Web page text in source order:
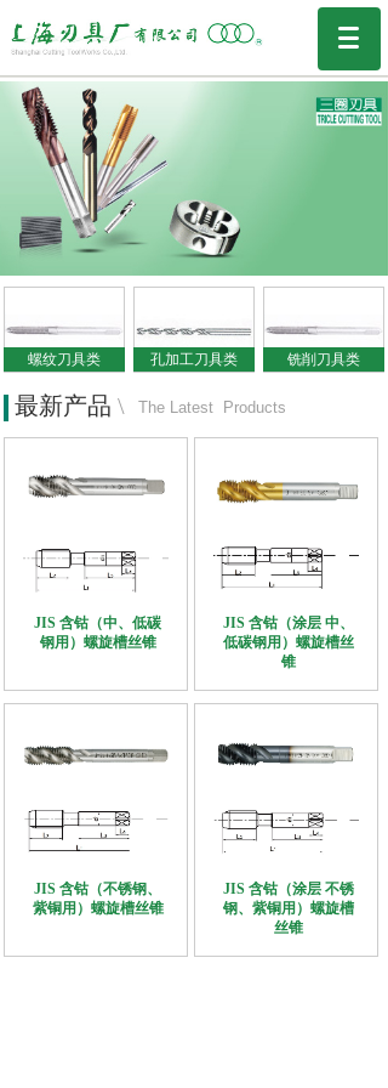
铣削刀具类
孔加工刀具类
螺纹刀具类
最新产品 \ The Latest Products
JIS 含钴（中、低碳
钢用）螺旋槽丝锥
JIS 含钴（涂层 中、
低碳钢用）螺旋槽丝
锥
JIS 含钴（不锈钢、
紫铜用）螺旋槽丝锥
JIS 含钴（涂层 不锈
钢、紫铜用）螺旋槽
丝锥